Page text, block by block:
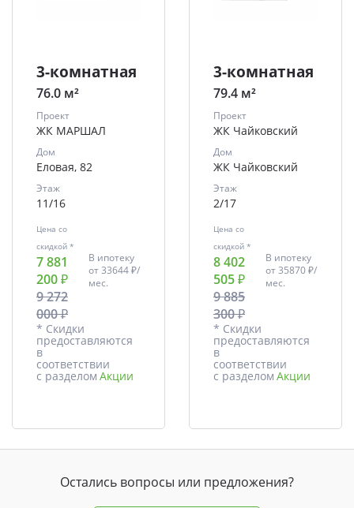
3-комнатная
76.0 м²
Проект
ЖК МАРШАЛ
Дом
Еловая, 82
Этаж
11/16
Цена со
скидкой *
7 881
200 ₽
9 272
000 ₽
В ипотеку
от33644 ₽/
мес.
* Скидки
предоставляются
в
соответствии
с разделом Акции
3-комнатная
79.4 м²
Проект
ЖК Чайковский
Дом
ЖК Чайковский
Этаж
2/17
Цена со
скидкой *
8 402
505 ₽
9 885
300 ₽
В ипотеку
от35870 ₽/
мес.
* Скидки
предоставляются
в
соответствии
с разделом Акции
Остались вопросы или предложения?